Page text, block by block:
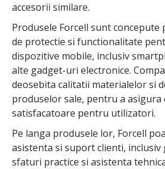
accesorii similare.
Produsele Forcell sunt
de protectie si functionalitate
dispozitive mobile, inclusiv
alte gadget-uri electronice.
deosebita calitatii materialelor si
produselor sale, pentru a asigura
satisfacatoare pentru utilizatori.
Pe langa produsele lor, Forcell
asistenta si suport clienti,
sfaturi practice si asistenta